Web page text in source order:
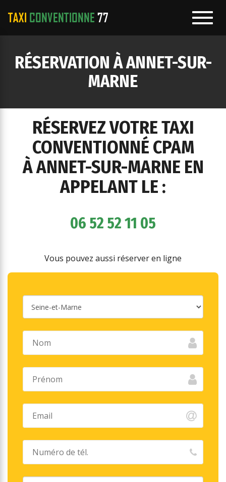
RÉSERVATION À ANNET-SUR-
MARNE
RÉSERVEZ VOTRE TAXI
CONVENTIONNÉ CPAM
À ANNET-SUR-MARNE EN
APPELANT LE :
06 52 52 11 05
Vous pouvez aussi réserver en ligne